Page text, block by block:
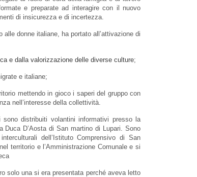
e preparate ad interagire con il nuovo
di insicurezza e di incertezza.
alle donne italiane, ha portato all’attivazione di
e dalla valorizzazione delle diverse culture;
e italiane;
mettendo in gioco i saperi del gruppo con
nell’interesse della collettività.
distribuiti volantini informativi presso la
D’Aosta di San martino di Lupari. Sono
dell’Istituto Comprensivo di San
territorio e l’Amministrazione Comunale e si
solo una si era presentata perché aveva letto